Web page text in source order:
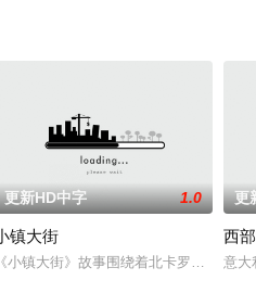
得巨款，但兄弟友情也因此产生了裂
更新HD中字 1.0
镇大街
《小镇大街》故事围绕着北卡罗莱那州
更
西
意大